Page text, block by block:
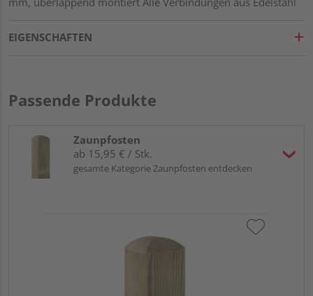
EIGENSCHAFTEN
Passende Produkte
Zaunpfosten
ab 15,95 € / Stk.
gesamte Kategorie Zaunpfosten entdecken